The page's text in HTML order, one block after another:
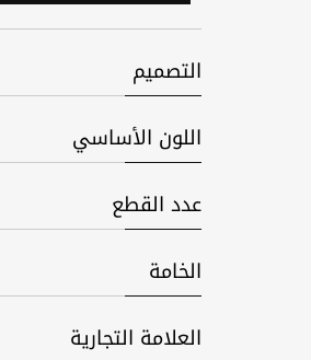
التصميم
اللون الأساسي
عدد القطع
الخامة
العلامة التجارية